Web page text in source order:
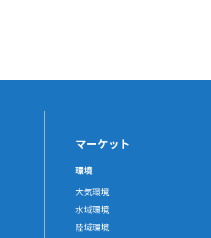
マーケット
環境
大気環境
水域環境
陸域環境